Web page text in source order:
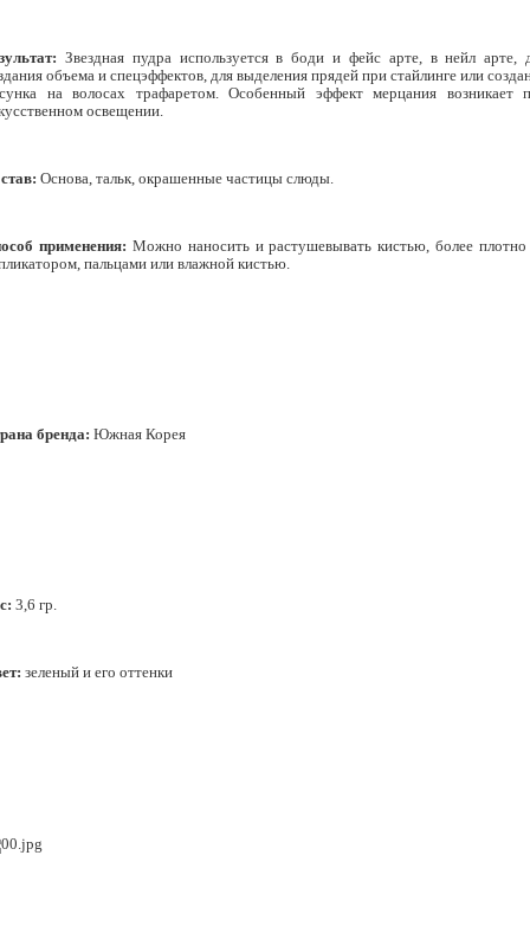
Звездная пудра используется в боди и фейс арте, в нейл арте,
объема и спецэффектов, для выделения прядей при стайлинге или
на волосах трафаретом. Особенный эффект мерцания возникает
освещении.
Основа, тальк, окрашенные частицы слюды.
применения: Можно наносить и растушевывать кистью, более
пальцами или влажной кистью.
бренда: Южная Корея
3,6 гр.
зеленый и его оттенки